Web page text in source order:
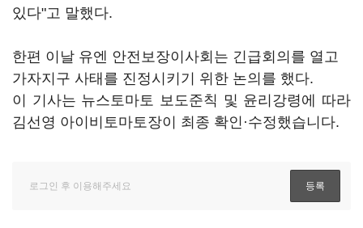
있다"고 말했다.
한편 이날 유엔 안전보장이사회는 긴급회의를 열고
가자지구 사태를 진정시키기 위한 논의를 했다.
이 기사는 뉴스토마토 보도준칙 및 윤리강령에 따라
김선영 아이비토마토장이 최종 확인·수정했습니다.